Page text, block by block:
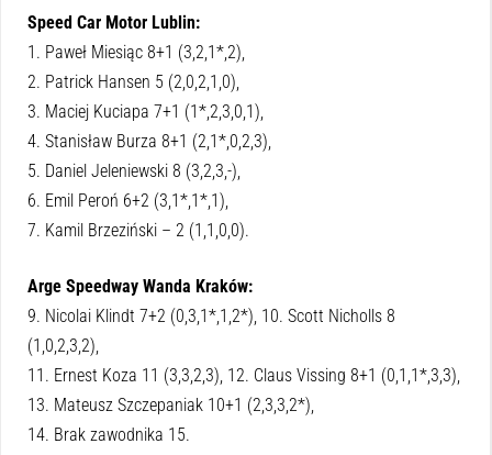
Speed Car Motor Lublin:
1. Paweł Miesiąc 8+1 (3,2,1*,2),
2. Patrick Hansen 5 (2,0,2,1,0),
3. Maciej Kuciapa 7+1 (1*,2,3,0,1),
4. Stanisław Burza 8+1 (2,1*,0,2,3),
5. Daniel Jeleniewski 8 (3,2,3,-),
6. Emil Peroń 6+2 (3,1*,1*,1),
7. Kamil Brzeziński – 2 (1,1,0,0).
Arge Speedway Wanda Kraków:
9. Nicolai Klindt 7+2 (0,3,1*,1,2*), 10. Scott Nicholls 8
(1,0,2,3,2),
11. Ernest Koza 11 (3,3,2,3), 12. Claus Vissing 8+1 (0,1,1*,3,3),
13. Mateusz Szczepaniak 10+1 (2,3,3,2*),
14. Brak zawodnika 15.